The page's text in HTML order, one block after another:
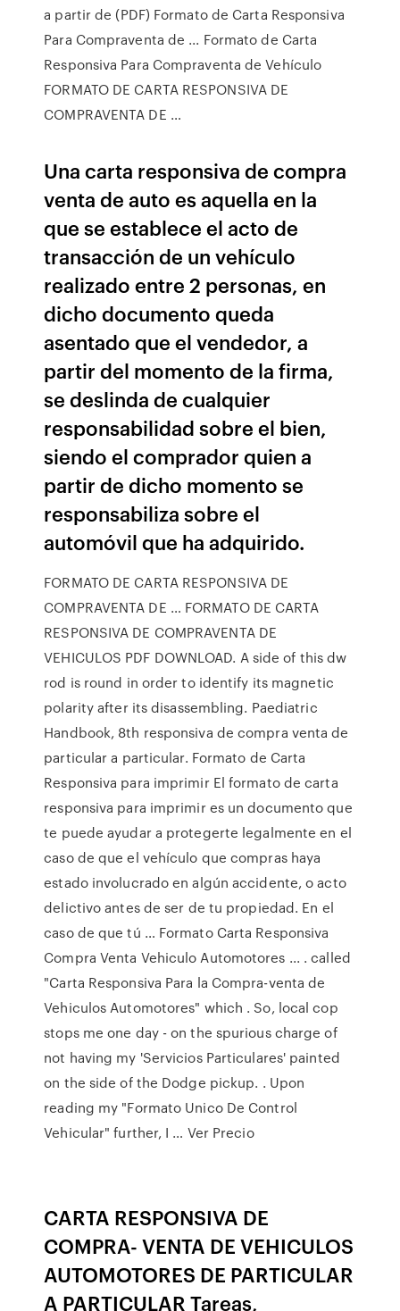
a partir de (PDF) Formato de Carta Responsiva
Para Compraventa de ... Formato de Carta
Responsiva Para Compraventa de Vehículo
FORMATO DE CARTA RESPONSIVA DE
COMPRAVENTA DE …
Una carta responsiva de compra
venta de auto es aquella en la
que se establece el acto de
transacción de un vehículo
realizado entre 2 personas, en
dicho documento queda
asentado que el vendedor, a
partir del momento de la firma,
se deslinda de cualquier
responsabilidad sobre el bien,
siendo el comprador quien a
partir de dicho momento se
responsabiliza sobre el
automóvil que ha adquirido.
FORMATO DE CARTA RESPONSIVA DE
COMPRAVENTA DE … FORMATO DE CARTA
RESPONSIVA DE COMPRAVENTA DE
VEHICULOS PDF DOWNLOAD. A side of this dw
rod is round in order to identify its magnetic
polarity after its disassembling. Paediatric
Handbook, 8th responsiva de compra venta de
particular a particular. Formato de Carta
Responsiva para imprimir El formato de carta
responsiva para imprimir es un documento que
te puede ayudar a protegerte legalmente en el
caso de que el vehículo que compras haya
estado involucrado en algún accidente, o acto
delictivo antes de ser de tu propiedad. En el
caso de que tú … Formato Carta Responsiva
Compra Venta Vehiculo Automotores ... . called
"Carta Responsiva Para la Compra-venta de
Vehiculos Automotores" which . So, local cop
stops me one day - on the spurious charge of
not having my 'Servicios Particulares' painted
on the side of the Dodge pickup. . Upon
reading my "Formato Unico De Control
Vehicular" further, I … Ver Precio
CARTA RESPONSIVA DE
COMPRA- VENTA DE VEHICULOS
AUTOMOTORES DE PARTICULAR
A PARTICULAR Tareas,